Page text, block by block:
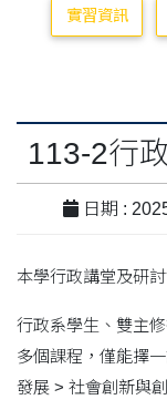
實習資訊
113-2行
日期 :
本學行政講堂及研
行政系學生、雙主
多個課程，僅能擇
發展 > 社會創新與